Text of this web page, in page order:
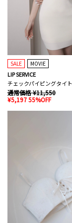
SALE MOVIE
LIP SERVICE
チェックパイピングタイ
通常価格 ¥11,550
¥5,197 55%OFF